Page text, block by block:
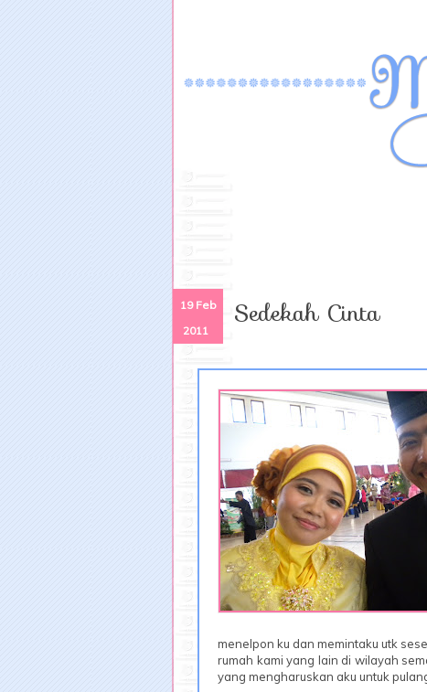
19 Feb
2011
Sedekah Cinta
menelpon ku dan memintaku utk
rumah kami yang lain di wilayah
yang mengharuskan aku untuk